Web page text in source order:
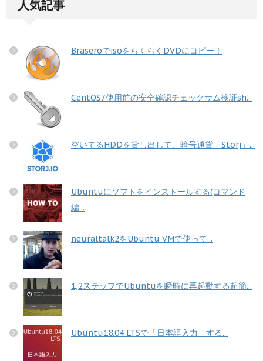
人気記事
BraseroでisoをらくらくDVDにコピー！
CentOS7使用前の安全確認チェックサム検証sh...
空いてるHDDを貸し出して、暗号通貨「Storj」...
Ubuntuにソフトをインストールする(コマンド
編...
neuraltalk2をUbuntu VMで使って...
1,2ステップでUbuntuを瞬時に再起動する超簡...
Ubuntu18.04 LTSで「日本語入力」する...